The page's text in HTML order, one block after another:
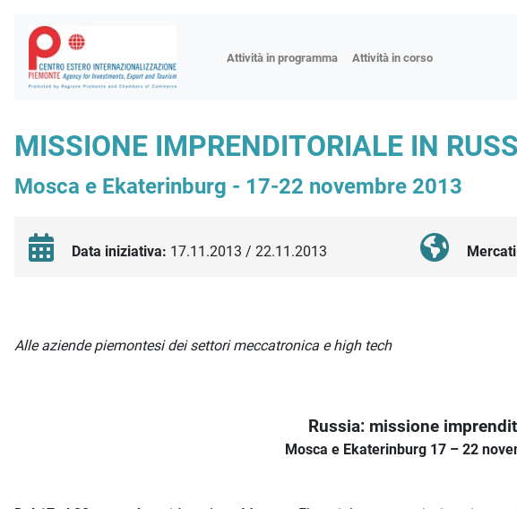
Attività in programma Attività in corso
Fiere
Workshop
Incontri di approfondimento
Focus settoriali
MISSIONE IMPRENDITORIALE IN
Mosca e Ekaterinburg - 17-22 novembre 2013
Data iniziativa: 17.11.2013 / 22.11.2013
Alle aziende piemontesi dei settori meccatronica e high tech
Russia: missione
Mosca e Ekaterinburg 17 – 22